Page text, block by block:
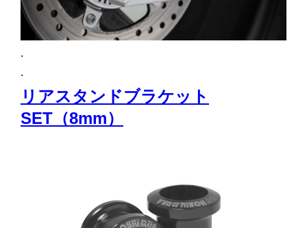
.
.
リアスタンドブラケット
SET（8mm）